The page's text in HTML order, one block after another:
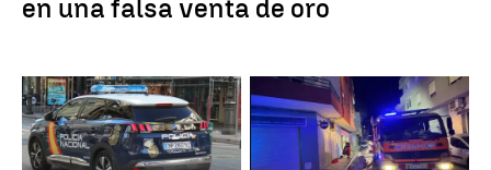
en una falsa venta de oro